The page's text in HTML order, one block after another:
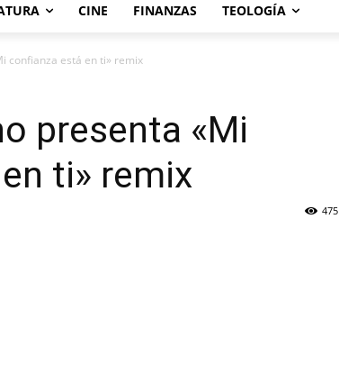
CINE FINANZAS TEOLOGÍA
confianza está en ti» remix
presenta «Mi
ti» remix
475